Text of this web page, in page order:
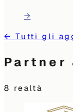
→
← Tutti gli
Partner
8 realtà